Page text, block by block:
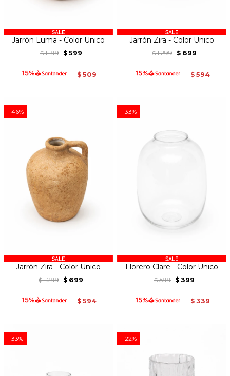
Jarrón Luma - Color Unico
$ 1.199 $ 599
$ 509
Jarrón Zira - Color Unico
$ 1.299 $ 699
$ 594
46
Jarrón Zira - Color Unico
$ 1.299 $ 699
$ 594
33
Florero Clare - Color Unico
$ 599 $ 399
$ 339
33 22